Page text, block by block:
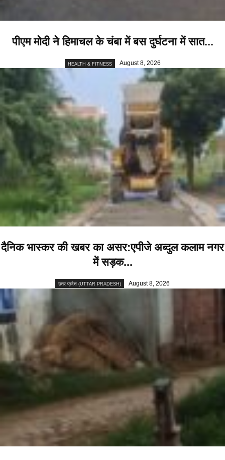
पीएम मोदी ने हिमाचल के चंबा में बस दुर्घटना में सात...
HEALTH & FITNESS August 8, 2026
दैनिक भास्कर की खबर का असर:एपीजे अब्दुल कलाम नगर
में सड़क...
उत्तर प्रदेश (UTTAR PRADESH) August 8, 2026